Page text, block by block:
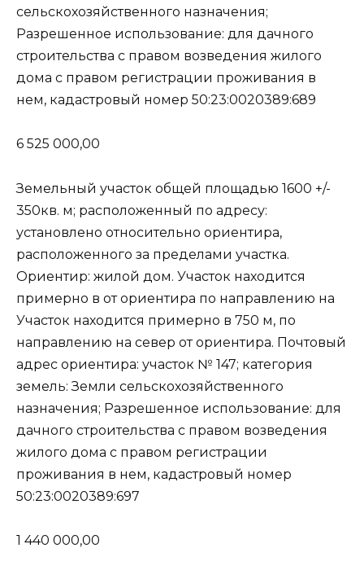
сельскохозяйственного назначения;
Разрешенное использование: для дачного
строительства с правом возведения жилого
дома с правом регистрации проживания в
нем, кадастровый номер 50:23:0020389:689
6 525 000,00
Земельный участок общей площадью 1600 +/-
350кв. м; расположенный по адресу:
установлено относительно ориентира,
расположенного за пределами участка.
Ориентир: жилой дом. Участок находится
примерно в от ориентира по направлению на
Участок находится примерно в 750 м, по
направлению на север от ориентира. Почтовый
адрес ориентира: участок № 147; категория
земель: Земли сельскохозяйственного
назначения; Разрешенное использование: для
дачного строительства с правом возведения
жилого дома с правом регистрации
проживания в нем, кадастровый номер
50:23:0020389:697
1 440 000,00